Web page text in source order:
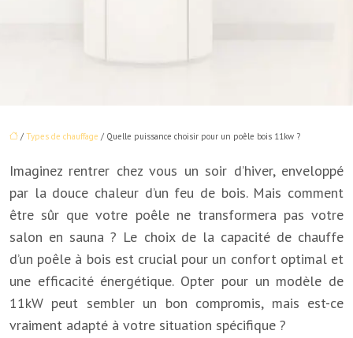
/ Types de chauffage / Quelle puissance choisir pour un poêle bois 11kw ?
Imaginez rentrer chez vous un soir d’hiver, enveloppé
par la douce chaleur d’un feu de bois. Mais comment
être sûr que votre poêle ne transformera pas votre
salon en sauna ? Le choix de la capacité de chauffe
d’un poêle à bois est crucial pour un confort optimal et
une efficacité énergétique. Opter pour un modèle de
11kW peut sembler un bon compromis, mais est-ce
vraiment adapté à votre situation spécifique ?